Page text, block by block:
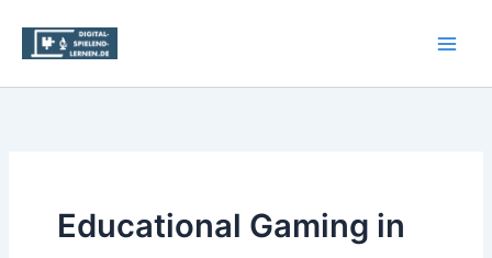
Inhalt
springen
Educational Gaming in